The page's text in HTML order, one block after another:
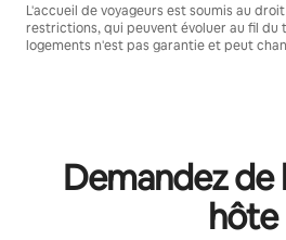
L'accueil de voyageurs est soumis au
restrictions, qui peuvent évoluer au fil du
logements n'est pas garantie et peut
Demandez de
hôte